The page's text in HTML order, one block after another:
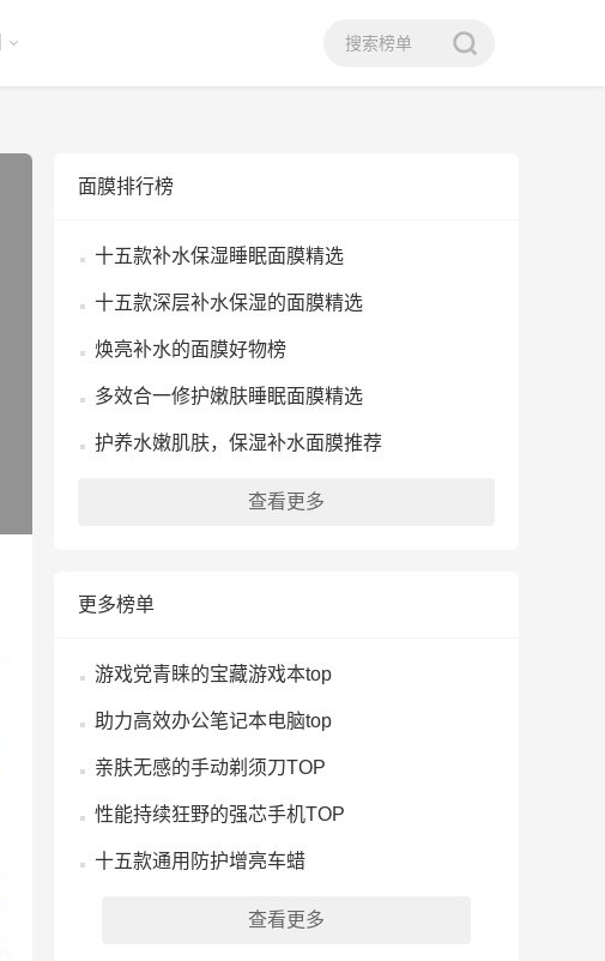
面膜排行榜
十五款补水保湿睡眠面膜精选
十五款深层补水保湿的面膜精选
焕亮补水的面膜好物榜
多效合一修护嫩肤睡眠面膜精选
护养水嫩肌肤，保湿补水面膜推荐
查看更多
更多榜单
游戏党青睐的宝藏游戏本top
助力高效办公笔记本电脑top
亲肤无感的手动剃须刀TOP
性能持续狂野的强芯手机TOP
十五款通用防护增亮车蜡
查看更多